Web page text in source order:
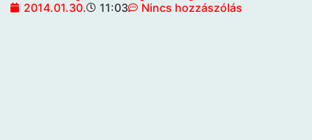
2014.01.30. 11:03 Nincs hozzászólás